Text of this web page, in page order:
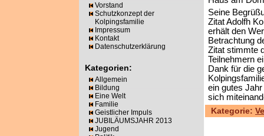
Vorstand
Schutzkonzept der
Kolpingsfamilie
Impressum
Kontakt
Datenschutzerklärung
Kategorien:
Allgemein
Bildung
Eine Welt
Familie
Geistlicher Impuls
JUBILÄUMSJAHR 2013
Jugend
Seine
Zitat Adolfh
erhält den
Betrachtung
Zitat stimmte
Teilnehmern
Dank für die
ein gutes
sich
Kategorie: